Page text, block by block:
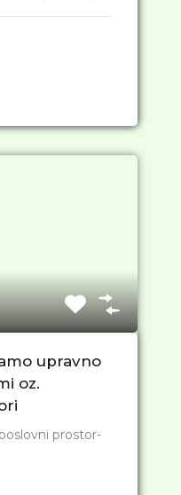
upravno
oz.
prostor-